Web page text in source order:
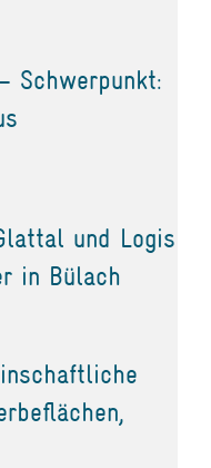
Schwerpunkt:
und Logis
in Bülach